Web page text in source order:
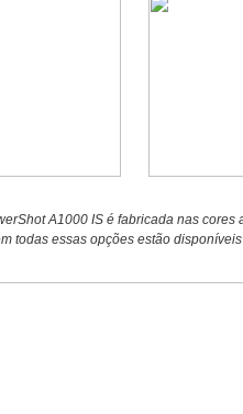
A1000 IS é fabricada nas cores
todas essas opções estão